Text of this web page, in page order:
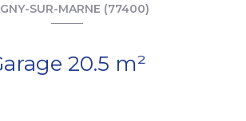
SUR-MARNE (77400)
Garage 20.5 m²